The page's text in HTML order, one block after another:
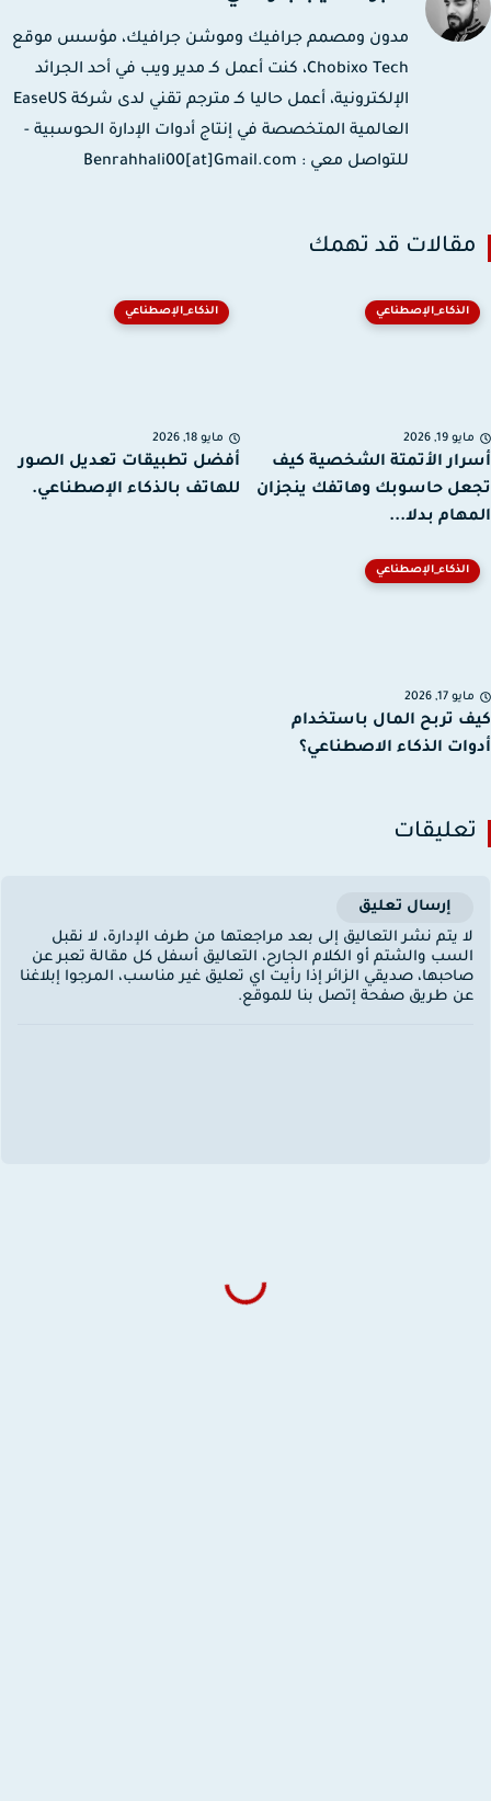
مدون ومصمم جرافيك وموشن جرافيك، مؤسس موقع
Chobixo Tech، كنت أعمل كـ مدير ويب في أحد الجرائد
الإلكترونية، أعمل حاليا كـ مترجم تقني لدى شركة EaseUS
العالمية المتخصصة في إنتاج أدوات الإدارة الحوسبية -
للتواصل معي : Benrahhali00[at]Gmail.com
قد تهمك
الذكاء_الإصطناعي
19, 2026
الأتمتة الشخصية كيف
حاسوبك وهاتفك ينجزان
بدلا...
الذكاء_الإصطناعي
مايو 18, 2026
أفضل تطبيقات تعديل الصور
للهاتف بالذكاء الإصطناعي.
الذكاء_الإصطناعي
17, 2026
تربح المال باستخدام
الذكاء الاصطناعي؟
إرسال تعليق
يتم نشر التعاليق إلى بعد مراجعتها من طرف الإدارة، لا نقبل
والشتم أو الكلام الجارح، التعاليق أسفل كل مقالة تعبر عن
صديقي الزائر إذا رأيت اي تعليق غير مناسب، المرجوا إبلاغنا
طريق صفحة إتصل بنا للموقع.